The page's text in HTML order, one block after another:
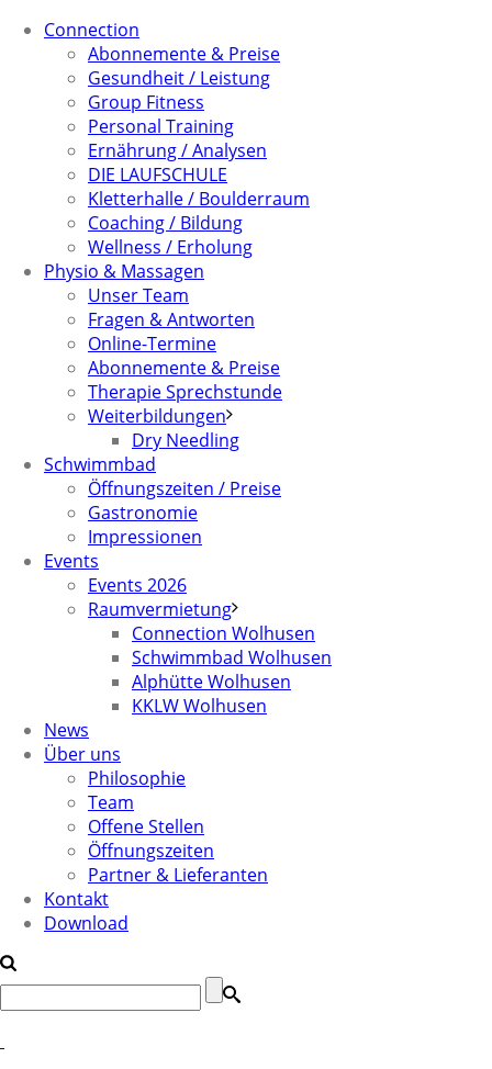
Connection
Abonnemente & Preise
Gesundheit / Leistung
Group Fitness
Personal Training
Ernährung / Analysen
DIE LAUFSCHULE
Kletterhalle / Boulderraum
Coaching / Bildung
Wellness / Erholung
Physio & Massagen
Unser Team
Fragen & Antworten
Online-Termine
Abonnemente & Preise
Therapie Sprechstunde
Weiterbildungen
Dry Needling
Schwimmbad
Öffnungszeiten / Preise
Gastronomie
Impressionen
Events
Events 2026
Raumvermietung
Connection Wolhusen
Schwimmbad Wolhusen
Alphütte Wolhusen
KKLW Wolhusen
News
Über uns
Philosophie
Team
Offene Stellen
Öffnungszeiten
Partner & Lieferanten
Kontakt
Download